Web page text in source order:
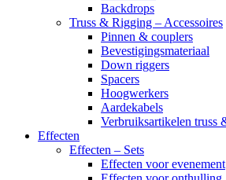
Backdrops
Truss & Rigging – Accessoires
Pinnen & couplers
Bevestigingsmateriaal
Down riggers
Spacers
Hoogwerkers
Aardekabels
Verbruiksartikelen truss
Effecten
Effecten – Sets
Effecten voor evenement